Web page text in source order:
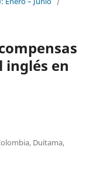
inglés en
Duitama,